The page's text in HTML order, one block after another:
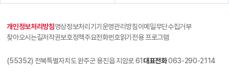
개인정보처리방침영상정보처리기기운영관리방침이메일무단수집거부
찾아오시는길저작권보호정책주요전화번호읽기전용 프로그램
(55352) 전북특별자치도 완주군 용진읍 지암로 61 대표전화063-290-2114